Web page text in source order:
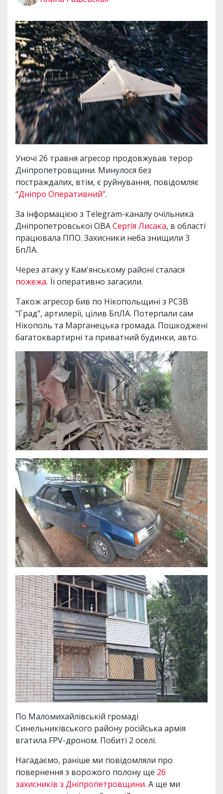
Уночі 26 травня агресор продовжував терор
Дніпропетровщини. Минулося без
постраждалих, втім, є руйнування, повідомляє
“Дніпро Оперативний”.
За інформацією з Telegram-каналу очільника
Дніпропетровської ОВАСергія Лисака, в області
працювала ППО. Захисники неба знищили 3
БпЛА.
Через атаку у Кам'янському районі сталася
пожежа. Її оперативно загасили.
Також агресор бив по Нікопольщині з РСЗВ
"Град", артилерії, цілив БпЛА. Потерпали сам
Нікополь та Марганецька громада. Пошкоджені
багатоквартирні та приватний будинки, авто.
По Маломихайлівській громаді
Синельниківського району російська армія
вгатила FPV-дроном. Побиті 2 оселі.
Нагадаємо, раніше ми повідомляли про
повернення з ворожого полону ще 26
захисників з Дніпропетровщини. А ще ми